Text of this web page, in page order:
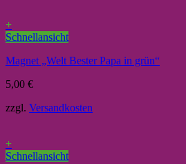
+
Schnellansicht
Magnet „Welt Bester Papa in grün“
5,00 €
zzgl. Versandkosten
+
Schnellansicht